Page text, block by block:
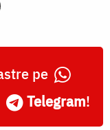
pe
Telegram!